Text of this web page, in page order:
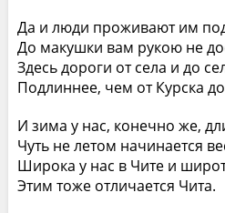
Да и люди проживают им под
До макушки вам рукою не
Здесь дороги от села и до
Подлиннее, чем от Курска
И зима у нас, конечно же,
Чуть не летом начинается
Широка у нас в Чите и
Этим тоже отличается Чита.